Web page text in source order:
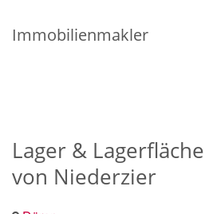
Immobilienmakler
Lager &
von Niederzier